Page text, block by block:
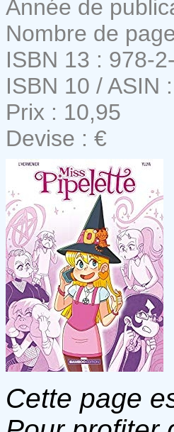
Année de
Nombre de
ISBN 13 : 978-
ISBN 10 / ASIN
Prix : 10,95
Devise : €
Cette page